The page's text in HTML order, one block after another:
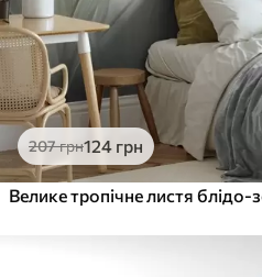
Peel and Stick
1458875 грн /м²
207грн124 грн